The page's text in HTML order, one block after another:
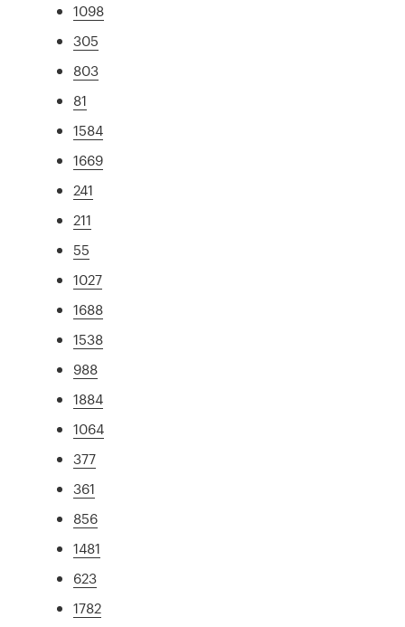
1098
305
803
81
1584
1669
241
211
55
1027
1688
1538
988
1884
1064
377
361
856
1481
623
1782